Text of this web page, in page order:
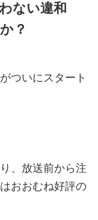
ない違和
？
がついにスタート
、放送前から注
おおむね好評の